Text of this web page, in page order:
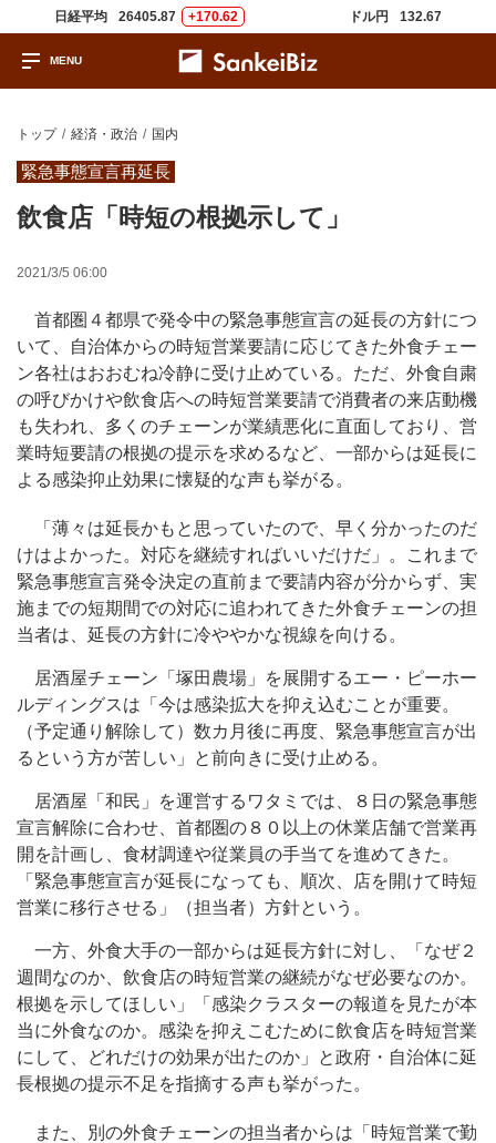
日経平均 26405.87 +170.62 ドル円 132.67
トップ 経済・政治 国内
緊急事態宣言再延長
飲食店「時短の根拠示して」
2021/3/5 06:00
首都圏４都県で発令中の緊急事態宣言の延長の方針につ
いて、自治体からの時短営業要請に応じてきた外食チェー
ン各社はおおむね冷静に受け止めている。ただ、外食自粛
の呼びかけや飲食店への時短営業要請で消費者の来店動機
も失われ、多くのチェーンが業績悪化に直面しており、営
業時短要請の根拠の提示を求めるなど、一部からは延長に
よる感染抑止効果に懐疑的な声も挙がる。
「薄々は延長かもと思っていたので、早く分かったのだ
けはよかった。対応を継続すればいいだけだ」。これまで
緊急事態宣言発令決定の直前まで要請内容が分からず、実
施までの短期間での対応に追われてきた外食チェーンの担
当者は、延長の方針に冷ややかな視線を向ける。
居酒屋チェーン「塚田農場」を展開するエー・ピーホー
ルディングスは「今は感染拡大を抑え込むことが重要。
（予定通り解除して）数カ月後に再度、緊急事態宣言が出
るという方が苦しい」と前向きに受け止める。
居酒屋「和民」を運営するワタミでは、８日の緊急事態
宣言解除に合わせ、首都圏の８０以上の休業店舗で営業再
開を計画し、食材調達や従業員の手当てを進めてきた。
「緊急事態宣言が延長になっても、順次、店を開けて時短
営業に移行させる」（担当者）方針という。
一方、外食大手の一部からは延長方針に対し、「なぜ２
週間なのか、飲食店の時短営業の継続がなぜ必要なのか。
根拠を示してほしい」「感染クラスターの報道を見たが本
当に外食なのか。感染を抑えこむために飲食店を時短営業
にして、どれだけの効果が出たのか」と政府・自治体に延
長根拠の提示不足を指摘する声も挙がった。
また、別の外食チェーンの担当者からは「時短営業で勤